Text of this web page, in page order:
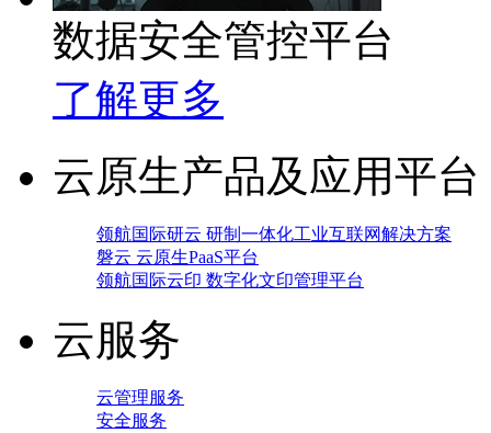
数据安全管控平台
了解更多
云原生产品及应用平台
领航国际研云 研制一体化工业互联网解决方案
磐云 云原生PaaS平台
领航国际云印 数字化文印管理平台
云服务
云管理服务
安全服务